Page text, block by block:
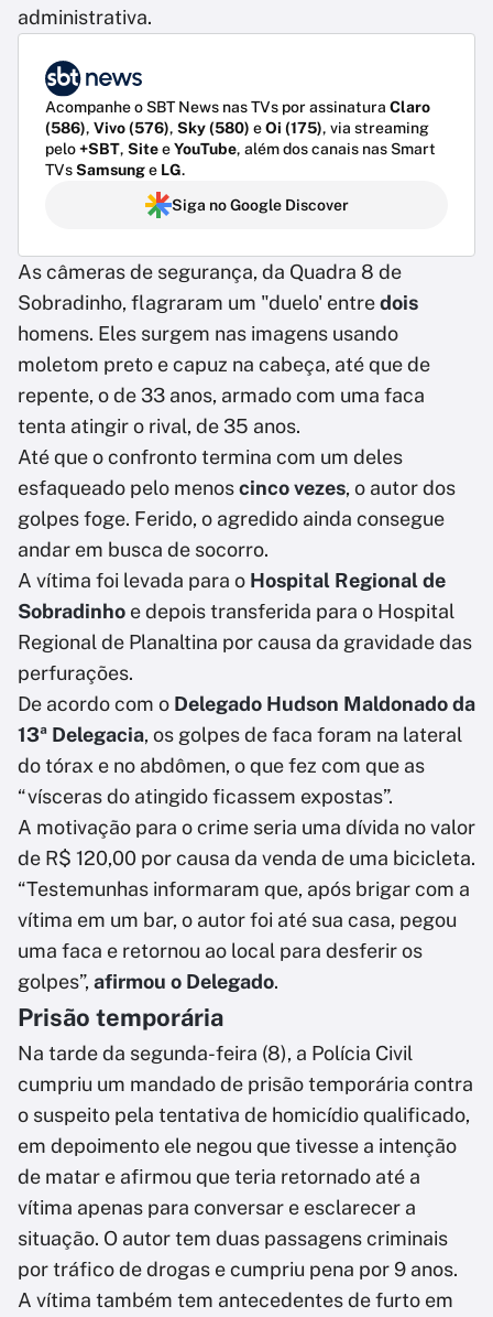
administrativa.
Acompanhe o SBT News nas TVs por assinatura Claro
(586), Vivo (576), Sky (580) eOi (175), via streaming
pelo+SBT, SiteeYouTube, além dos canais nas Smart
TVsSamsunge LG.
Siga no Google Discover
As câmeras de segurança, da Quadra 8 de
Sobradinho, flagraram um "duelo' entredois
homens. Eles surgem nas imagens usando
moletom preto e capuz na cabeça, até que de
repente, o de 33 anos, armado com uma faca
tenta atingir o rival, de 35 anos.
Até que o confronto termina com um deles
esfaqueado pelo menoscinco vezes, o autor dos
golpes foge. Ferido, o agredido ainda consegue
andar em busca de socorro.
A vítima foi levada para o Hospital Regional de
Sobradinho e depois transferida para o Hospital
Regional de Planaltina por causa da gravidade das
perfurações.
De acordo com o Delegado Hudson Maldonado da
13ª Delegacia, os golpes de faca foram na lateral
do tórax e no abdômen, o que fez com que as
“vísceras do atingido ficassem expostas”.
A motivação para o crime seria uma dívida no valor
de R$ 120,00 por causa da venda de uma bicicleta.
“Testemunhas informaram que, após brigar com a
vítima em um bar, o autor foi até sua casa, pegou
uma faca e retornou ao local para desferir os
golpes”, afirmou o Delegado.
Prisão temporária
Na tarde da segunda-feira (8), a Polícia Civil
cumpriu um mandado de prisão temporária contra
o suspeito pela tentativa de homicídio qualificado,
em depoimento ele negou que tivesse a intenção
de matar e afirmou que teria retornado até a
vítima apenas para conversar e esclarecer a
situação. O autor tem duas passagens criminais
por tráfico de drogas e cumpriu pena por 9 anos.
A vítima também tem antecedentes de furto em